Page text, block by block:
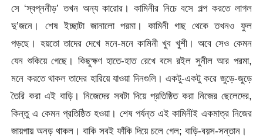
সে ‘স্বপ্ননীড়’ তখন অন্য কারোর। কামিনীর নিচে বসে গল্প করতে লাগল
দু’জনে। শেষ ইচ্ছাটা জানালো পরমা। কামিনী গাছ থেকে তখনও ফুল
পড়ছে। হয়তো তাদের দেখে মনে-মনে কামিনী খুব খুশী। অবে সেও কেমন
যেন শুকিয়ে গেছে। কিছুক্ষণ হাতে-হাত রেখে বসে রইল সুনীল আর পরমা,
মনে করতে থাকল তাদের হারিয়ে যাওয়া দিনগুলি। একটু-একটু করে জুড়ে-জুড়ে
তৈরি করা এই বাড়ি। নিজেদের সবটা দিয়ে প্রতিষ্ঠিত করা নিজের ছেলেদের,
কিন্তু এ কেমন প্রতিষ্ঠিত হওয়া। শেষ পর্যন্ত এই কামিনীই একমাত্র নিজের
জায়গায় অনড় থাকল। বাকি সবই ফাঁকি দিয়ে চলে গেল; বাড়ি-বয়স-সন্তান।